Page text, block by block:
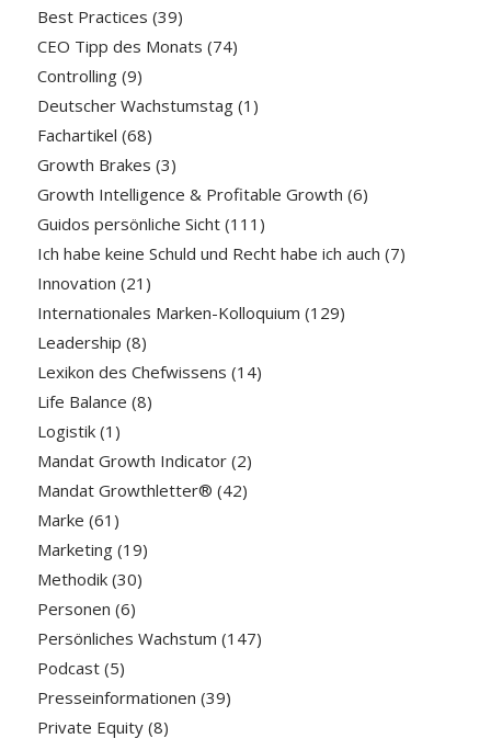
Best Practices (39)
CEO Tipp des Monats (74)
Controlling(9)
Deutscher Wachstumstag(1)
Fachartikel (68)
Growth Brakes (3)
Growth Intelligence & Profitable Growth (6)
Guidos persönliche Sicht(111)
Ich habe keine Schuld und Recht habe ich auch (7)
Innovation (21)
Internationales Marken-Kolloquium (129)
Leadership (8)
Lexikon des Chefwissens (14)
Life Balance (8)
Logistik(1)
Mandat Growth Indicator(2)
Mandat Growthletter® (42)
Marke (61)
Marketing(19)
Methodik(30)
Personen (6)
Persönliches Wachstum (147)
Podcast(5)
Presseinformationen (39)
Private Equity(8)